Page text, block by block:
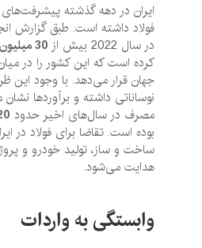
ایران در دهه گذشته پیشرفت‌های
فولاد داشته است. طبق گزارش انجمن
در سال 2022 بیش از
30 میلیون تن
کرده
جهان قرار می‌دهد. با وجود این
نوساناتی داشته و برآوردها نشان
مصرف در سال‌های اخیر حدود 20
بوده است. تقاضا برای فولاد در ایران
ساخت و ساز، تولید خودرو و
هدایت می‌شود.
وابستگی به واردات